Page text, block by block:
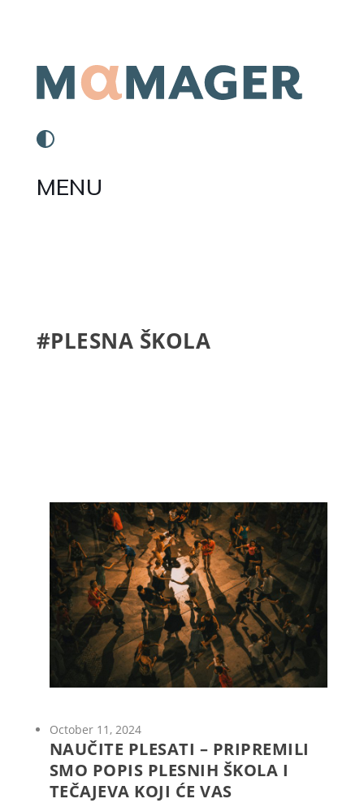
MENU
#PLESNA ŠKOLA
October 11, 2024
NAUČITE PLESATI – PRIPREMILI
SMO POPIS PLESNIH ŠKOLA I
TEČAJEVA KOJI ĆE VAS